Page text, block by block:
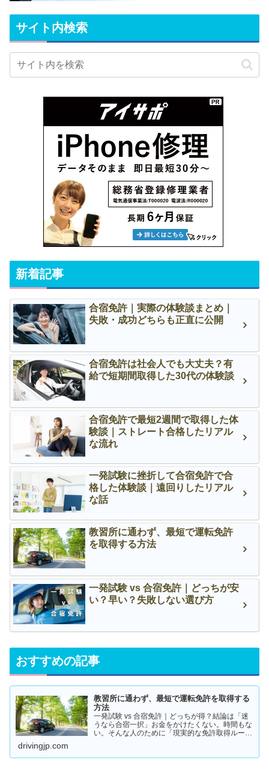
サイト内検索
新着記事
合宿免許｜実際の体験談まとめ｜
失敗・成功どちらも正直に公開
合宿免許は社会人でも大丈夫？有
給で短期間取得した30代の体験談
合宿免許で最短2週間で取得した体
験談｜ストレート合格したリアル
な流れ
一発試験に挫折して合宿免許で合
格した体験談｜遠回りしたリアル
な話
教習所に通わず、最短で運転免許
を取得する方法
一発試験 vs 合宿免許｜どっちが安
い？早い？失敗しない選び方
おすすめの記事
教習所に通わず、最短で運転免許を取得する
方法
一発試験 vs 合宿免許｜どっちが得？結論は「迷
うなら合宿一択」お金をかけたくない。時間もな
い。そんな人のために「現実的な免許取得ルー
2つです。・一発試験…
drivingjp.com